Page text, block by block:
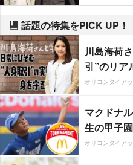
話題の特集をPICK UP！
川島海荷
引”のリア
オリコンタイア
マクドナ
生の甲子園
オリコンタイア